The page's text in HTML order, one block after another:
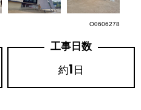
O0606278
工事日数
約1 日